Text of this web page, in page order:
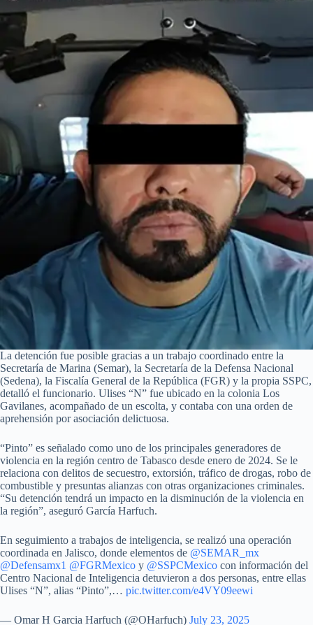
La detención fue posible gracias a un trabajo coordinado entre la
Secretaría de Marina (Semar), la Secretaría de la Defensa Nacional
(Sedena), la Fiscalía General de la República (FGR) y la propia SSPC,
detalló el funcionario. Ulises “N” fue ubicado en la colonia Los
Gavilanes, acompañado de un escolta, y contaba con una orden de
aprehensión por asociación delictuosa.
“Pinto” es señalado como uno de los principales generadores de
violencia en la región centro de Tabasco desde enero de 2024. Se le
relaciona con delitos de secuestro, extorsión, tráfico de drogas, robo de
combustible y presuntas alianzas con otras organizaciones criminales.
“Su detención tendrá un impacto en la disminución de la violencia en
la región”, aseguró García Harfuch.
En seguimiento a trabajos de inteligencia, se realizó una operación
coordinada en Jalisco, donde elementos de @SEMAR_mx
@Defensamx1 @FGRMexico y @SSPCMexico con información del
Centro Nacional de Inteligencia detuvieron a dos personas, entre ellas
Ulises “N”, alias “Pinto”,… pic.twitter.com/e4VY09eewi
— Omar H Garcia Harfuch (@OHarfuch) July 23, 2025